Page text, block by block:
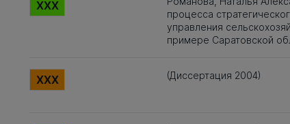
XXX
процесса
управления
примере Саратовской
XXX (Диссертация 2004)